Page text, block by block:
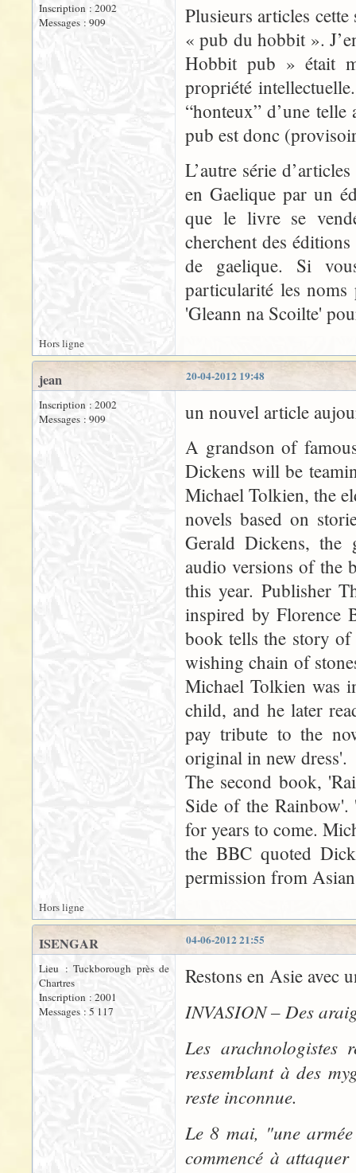
Inscription : 2002
Messages : 909
Plusieurs articles
« pub du hobbit ».
Hobbit pub » était
propriété
“honteux” d’une
pub est donc
L’autre série
en Gaelique par un
que le livre se
cherchent des
de gaelique. Si
particularité les
'Gleann na Scoilte'
Hors ligne
20-04-2012 19:48
jean
Inscription : 2002
Messages : 909
un nouvel article
A grandson of
Dickens will be
Michael Tolkien, the
novels based on
Gerald Dickens, the
audio versions of the
this year. Publisher
inspired by Florence
book tells the story of
wishing chain of
Michael Tolkien was
child, and he later
pay tribute to the
original in new dress'.
The second book,
Side of the
for years to come.
the BBC quoted
permission from
Hors ligne
04-06-2012 21:55
ISENGAR
Lieu : Tuckborough près de
Chartres
Inscription : 2001
Messages : 5 117
Restons en Asie avec
INVASION – Des
Les arachnologistes
ressemblant à des
reste inconnue.
Le 8 mai, "une
commencé à